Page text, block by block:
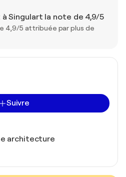
Singulart la note de 4,9/5
4,9/5 attribuée par plus de
Suivre
architecture